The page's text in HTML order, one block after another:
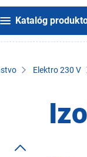
Katalóg
Elektro 230 V